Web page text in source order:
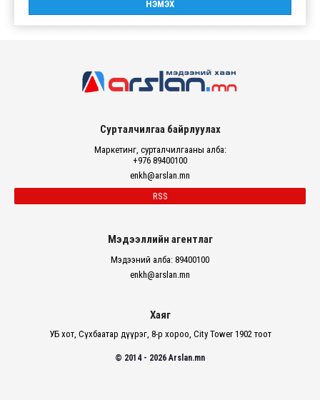
Сурталчилгаа байрлуулах
Маркетинг, сурталчилгааны алба:
+976 89400100
enkh@arslan.mn
RSS
Мэдээллийн агентлаг
Мэдээний алба: 89400100
enkh@arslan.mn
Хаяг
УБ хот, Сүхбаатар дүүрэг, 8-р хороо, City Tower 1902 тоот
© 2014 - 2026 Arslan.mn